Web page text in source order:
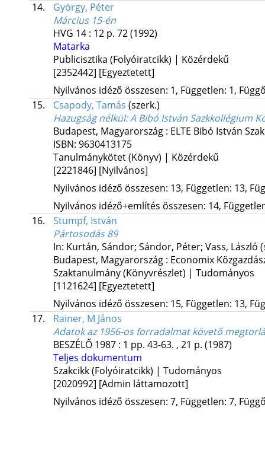
14.
György, Péter
Március 15-én
HVG 14: 12 p. 72(1992)
Matarka
Publicisztika (Folyóiratcikk) | Közérdekű
[2352442] [Egyeztetett]
Nyilvános idéző összesen: 1, Független: 1,
15.
Csapody, Tamás (szerk.)
Hazugság nélkül: A Bibó István Sazkkollégium
Budapest, Magyarország : ELTE Bibó István
ISBN: 9630413175
Tanulmánykötet (Könyv) | Közérdekű
[2221846] [Nyilvános]
Nyilvános idéző összesen: 13, Független: 13,
Nyilvános idéző+említés összesen: 14,
16.
Stumpf, István
Pártosodás 89
In: Kurtán, Sándor; Sándor, Péter; Vass, László
Budapest, Magyarország : Economix
Szaktanulmány (Könyvrészlet) | Tudományos
[1121624] [Egyeztetett]
Nyilvános idéző összesen: 15, Független: 13,
17.
Rainer, M János
Adatok az 1956-os forradalmat követő
BESZÉLŐ 1987: 1 pp. 43-63. , 21 p. (1987)
Teljes dokumentum
Szakcikk (Folyóiratcikk) | Tudományos
[2020992] [Admin láttamozott]
Nyilvános idéző összesen: 7, Független: 7,